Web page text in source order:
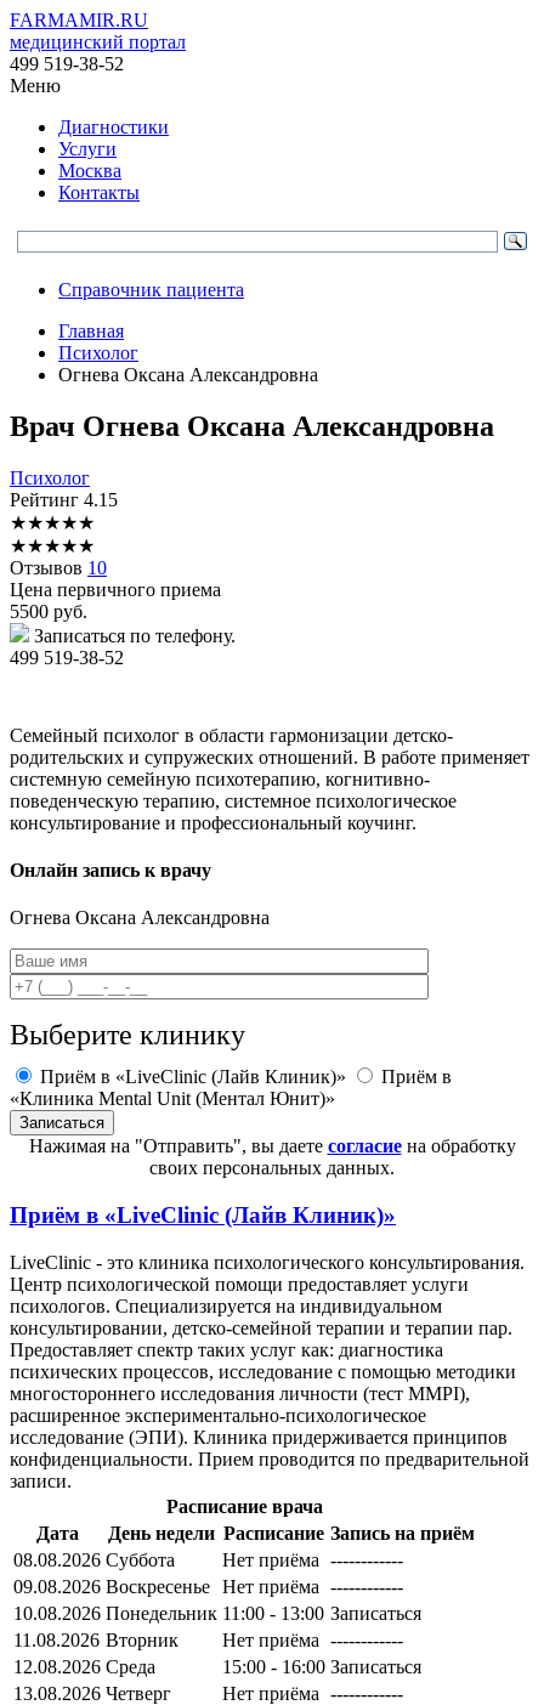
FARMAMIR.RU
медицинский портал
499 519-38-52
Меню
Диагностики
Услуги
Москва
Контакты
Справочник пациента
Главная
Психолог
Огнева Оксана Александровна
Врач Огнева Оксана Александровна
Психолог
Рейтинг 4.15
★★★★★
★★★★★
Отзывов 10
Цена первичного приема
5500 руб.
Записаться по телефону.
499 519-38-52
Семейный психолог в области гармонизации детско-
родительских и супружеских отношений. В работе применяет
системную семейную психотерапию, когнитивно-
поведенческую терапию, системное психологическое
консультирование и профессиональный коучинг.
Онлайн запись к врачу
Огнева Оксана Александровна
Выберите клинику
Приём в «LiveClinic (Лайв Клиник)»
Приём в
«Клиника Mental Unit (Ментал Юнит)»
Нажимая на "Отправить", вы даете согласиена обработку
своих персональных данных.
Приём в «LiveClinic (Лайв Клиник)»
LiveClinic - это клиника психологического консультирования.
Центр психологической помощи предоставляет услуги
психологов. Специализируется на индивидуальном
консультировании, детско-семейной терапии и терапии пар.
Предоставляет спектр таких услуг как: диагностика
психических процессов, исследование с помощью методики
многостороннего исследования личности (тест MMPI),
расширенное экспериментально-психологическое
исследование (ЭПИ). Клиника придерживается принципов
конфиденциальности. Прием проводится по предварительной
записи.
Расписание врача
Дата
День недели Расписание Запись на приём
08.08.2026 Суббота Нет приёма ------------
09.08.2026 Воскресенье Нет приёма ------------
10.08.2026 Понедельник 11:00 - 13:00 Записаться
11.08.2026 Вторник Нет приёма ------------
12.08.2026 Среда 15:00 - 16:00 Записаться
13.08.2026 Четверг Нет приёма ------------